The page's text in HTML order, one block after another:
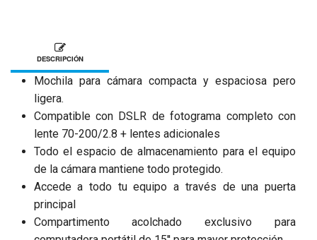
DESCRIPCIÓN
Mochila para cámara compacta y espaciosa pero
ligera.
Compatible con DSLR de fotograma completo con
lente 70-200/2.8 + lentes adicionales
Todo el espacio de almacenamiento para el equipo
de la cámara mantiene todo protegido.
Accede a todo tu equipo a través de una puerta
principal
Compartimento acolchado exclusivo para